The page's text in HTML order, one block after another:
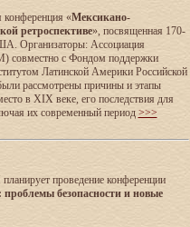
конференция «Мексикано-
ретроспективе», посвященная 170-
Организаторы: Ассоциация
совместно с Фондом поддержки
Латинской Америки Российской
рассмотрены причины и этапы
в XIX веке, его последствия для
их современный период >>>
проведение конференции
безопасности и новые